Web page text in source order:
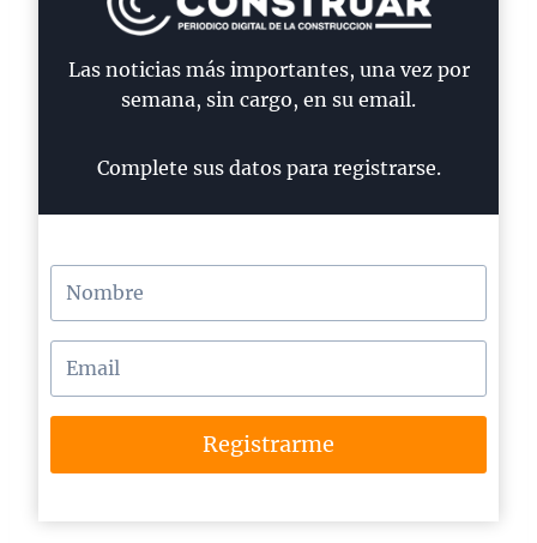
Las noticias más importantes, una vez por
semana, sin cargo, en su email.
Complete sus datos para registrarse.
Registrarme